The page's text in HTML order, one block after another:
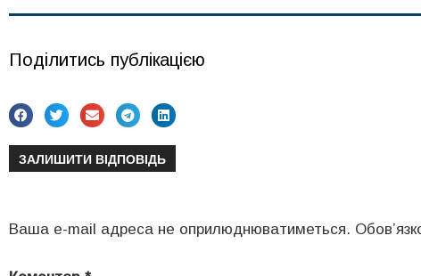
Поділитись публікацією
ЗАЛИШИТИ ВІДПОВІДЬ
Ваша e-mail адреса не оприлюднюватиметься.